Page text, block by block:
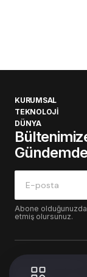
KURUMSAL
TEKNOLOJİ
DÜNYA
Abone
etmiş olursunuz.
© 2024 WorldTurk.
Volion's